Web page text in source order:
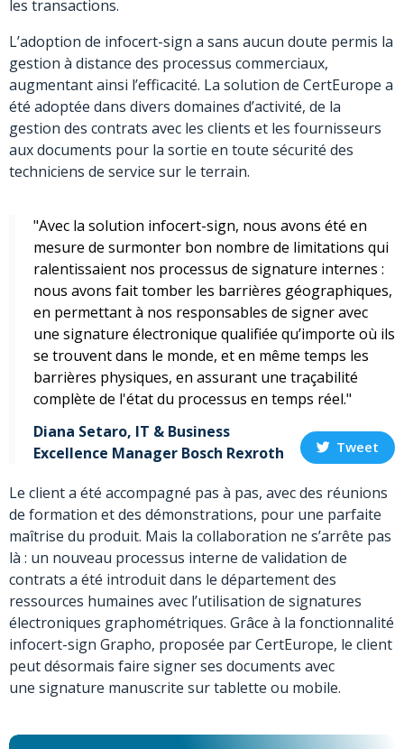
les transactions.
L’adoption de infocert-sign a sans aucun doute permis la
gestion à distance des processus commerciaux,
augmentant ainsi l’efficacité. La solution de CertEurope a
été adoptée dans divers domaines d’activité, de la
gestion des contrats avec les clients et les fournisseurs
aux documents pour la sortie en toute sécurité des
techniciens de service sur le terrain.
"Avec la solution infocert-sign, nous avons été en
mesure de surmonter bon nombre de limitations qui
ralentissaient nos processus de signature internes :
nous avons fait tomber les barrières géographiques,
en permettant à nos responsables de signer avec
une signature électronique qualifiée qu’importe où ils
se trouvent dans le monde, et en même temps les
barrières physiques, en assurant une traçabilité
complète de l'état du processus en temps réel."
Diana Setaro, IT & Business
Excellence Manager Bosch Rexroth
Tweet
Le client a été accompagné pas à pas, avec des réunions
de formation et des démonstrations, pour une parfaite
maîtrise du produit. Mais la collaboration ne s’arrête pas
là : un nouveau processus interne de validation de
contrats a été introduit dans le département des
ressources humaines avec l’utilisation de signatures
électroniques graphométriques. Grâce à la fonctionnalité
infocert-sign Grapho, proposée par CertEurope, le client
peut désormais faire signer ses documents avec
une signature manuscrite sur tablette ou mobile.